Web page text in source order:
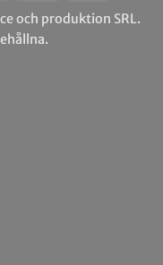
leverans
och produktion SRL.